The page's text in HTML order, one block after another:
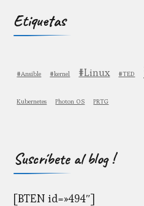
Etiquetas
#Ansible #kernel #Linux #TED
Kubernetes Photon OS PRTG
Suscríbete al blog !
[BTEN id=»494″]